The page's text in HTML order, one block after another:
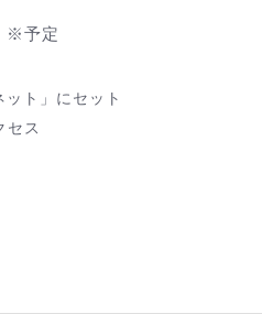
※予定
ト」にセット
セス